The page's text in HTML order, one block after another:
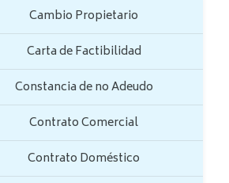
Cambio Propietario
Carta de Factibilidad
Constancia de no Adeudo
Contrato Comercial
Contrato Doméstico